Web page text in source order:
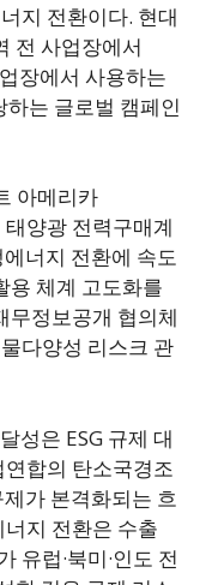
지 전환이다. 현대
전 사업장에서
장에서 사용하는
는 글로벌 캠페인
아메리카
양광 전력구매계
너지 전환에 속도
용 체계 고도화를
무정보공개 협의체
다양성 리스크 관
성은 ESG 규제 대
합의 탄소국경조
가 본격화되는 흐
지 전환은 수출
유럽·북미·인도 전